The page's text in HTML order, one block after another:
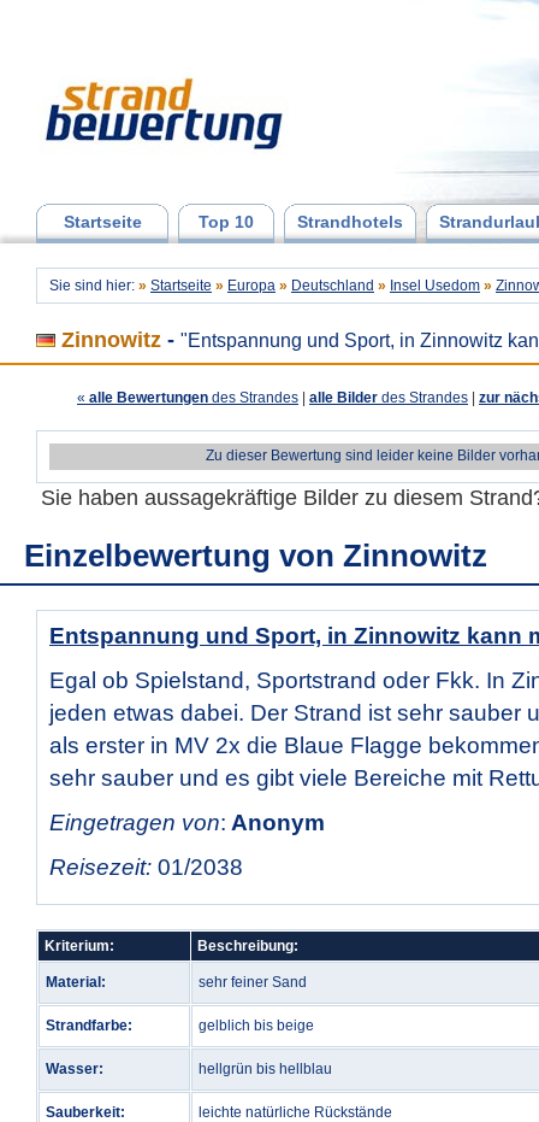
Startseite Top 10 Strandhotels
Sie sind hier: » Startseite » Europa » Deutschland » Insel Usedom »
Zinnowitz - "Entspannung und Sport, in Zinnowitz
« alle Bewertungen des Strandes alle Bilder des Strandes zur
Zu dieser Bewertung sind leider keine Bilder
Sie haben aussagekräftige Bilder zu diesem
Einzelbewertung von Zinnowitz
Entspannung und Sport, in Zinnowitz kann
Egal ob Spielstand, Sportstrand oder Fkk. In
jeden etwas dabei. Der Strand ist sehr sauber
als erster in MV 2x die Blaue Flagge
sehr sauber und es gibt viele Bereiche mit
Eingetragen von: Anonym
Reisezeit: 01/2038
Kriterium: Beschreibung:
Material: sehr feiner Sand
Strandfarbe: gelblich bis beige
Wasser: hellgrün bis hellblau
Sauberkeit: leichte natürliche Rückstände